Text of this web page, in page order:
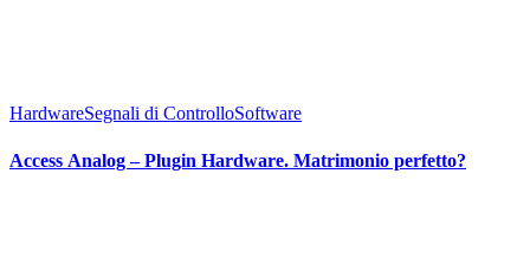
HardwareSegnali di ControlloSoftware
Access Analog – Plugin Hardware. Matrimonio perfetto?